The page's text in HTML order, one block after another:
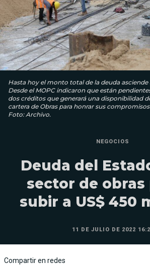
Hasta hoy el monto total de la deuda asciende
Desde el MOPC indicaron que están
dos créditos que generará una disponibilidad
cartera de Obras para honrar sus
Foto: Archivo.
NEGOCIOS
Deuda del
sector de obras
subir a US$ 450
11 DE JULIO DE 2022
Compartir en redes